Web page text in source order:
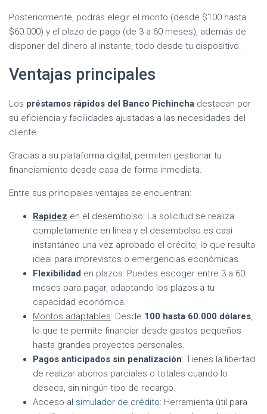
Posteriormente, podrás elegir el monto (desde $100 hasta
$60.000) y el plazo de pago (de 3 a 60 meses), además de
disponer del dinero al instante, todo desde tu dispositivo.
Ventajas principales
Los préstamos rápidos del Banco Pichincha destacan por
su eficiencia y facilidades ajustadas a las necesidades del
cliente.
Gracias a su plataforma digital, permiten gestionar tu
financiamiento desde casa de forma inmediata.
Entre sus principales ventajas se encuentran:
Rapidez en el desembolso: La solicitud se realiza
completamente en línea y el desembolso es casi
instantáneo una vez aprobado el crédito, lo que resulta
ideal para imprevistos o emergencias económicas.
Flexibilidad en plazos: Puedes escoger entre 3 a 60
meses para pagar, adaptando los plazos a tu
capacidad económica.
Montos adaptables: Desde 100 hasta 60.000 dólares,
lo que te permite financiar desde gastos pequeños
hasta grandes proyectos personales.
Pagos anticipados sin penalización: Tienes la libertad
de realizar abonos parciales o totales cuando lo
desees, sin ningún tipo de recargo.
Acceso al simulador de crédito: Herramienta útil para